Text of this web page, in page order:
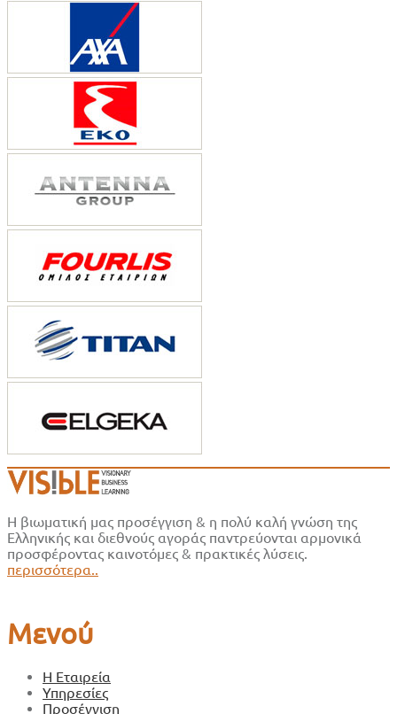
Η βιωματική μας προσέγγιση & η πολύ καλή γνώση της
Ελληνικής και διεθνούς αγοράς παντρεύονται αρμονικά
προσφέροντας καινοτόμες & πρακτικές λύσεις.
περισσότερα..
Μενού
Η Εταιρεία
Υπηρεσίες
Προσέγγιση